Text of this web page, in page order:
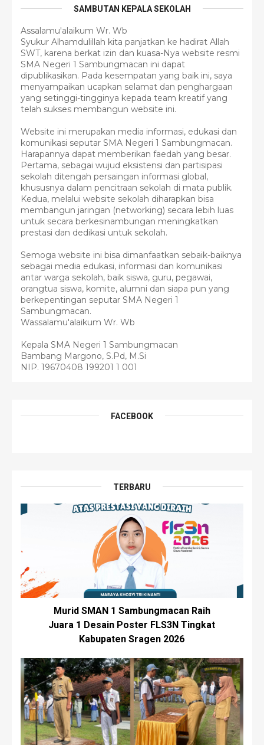
SAMBUTAN KEPALA SEKOLAH
Assalamu'alaikum Wr. Wb
Syukur Alhamdulillah kita panjatkan ke hadirat Allah
SWT, karena berkat izin dan kuasa-Nya website resmi
SMA Negeri 1 Sambungmacan ini dapat
dipublikasikan. Pada kesempatan yang baik ini, saya
menyampaikan ucapkan selamat dan penghargaan
yang setinggi-tingginya kepada team kreatif yang
telah sukses membangun website ini.
Website ini merupakan media informasi, edukasi dan
komunikasi seputar SMA Negeri 1 Sambungmacan.
Harapannya dapat memberikan faedah yang besar.
Pertama, sebagai wujud eksistensi dan partisipasi
sekolah ditengah persaingan informasi global,
khususnya dalam pencitraan sekolah di mata publik.
Kedua, melalui website sekolah diharapkan bisa
membangun jaringan (networking) secara lebih luas
untuk secara berkesinambungan meningkatkan
prestasi dan dedikasi untuk sekolah.
Semoga website ini bisa dimanfaatkan sebaik-baiknya
sebagai media edukasi, informasi dan komunikasi
antar warga sekolah, baik siswa, guru, pegawai,
orangtua siswa, komite, alumni dan siapa pun yang
berkepentingan seputar SMA Negeri 1
Sambungmacan.
Wassalamu'alaikum Wr. Wb
Kepala SMA Negeri 1 Sambungmacan
Bambang Margono, S.Pd, M.Si
NIP. 19670408 199201 1 001
FACEBOOK
TERBARU
Murid SMAN 1 Sambungmacan Raih
Juara 1 Desain Poster FLS3N Tingkat
Kabupaten Sragen 2026